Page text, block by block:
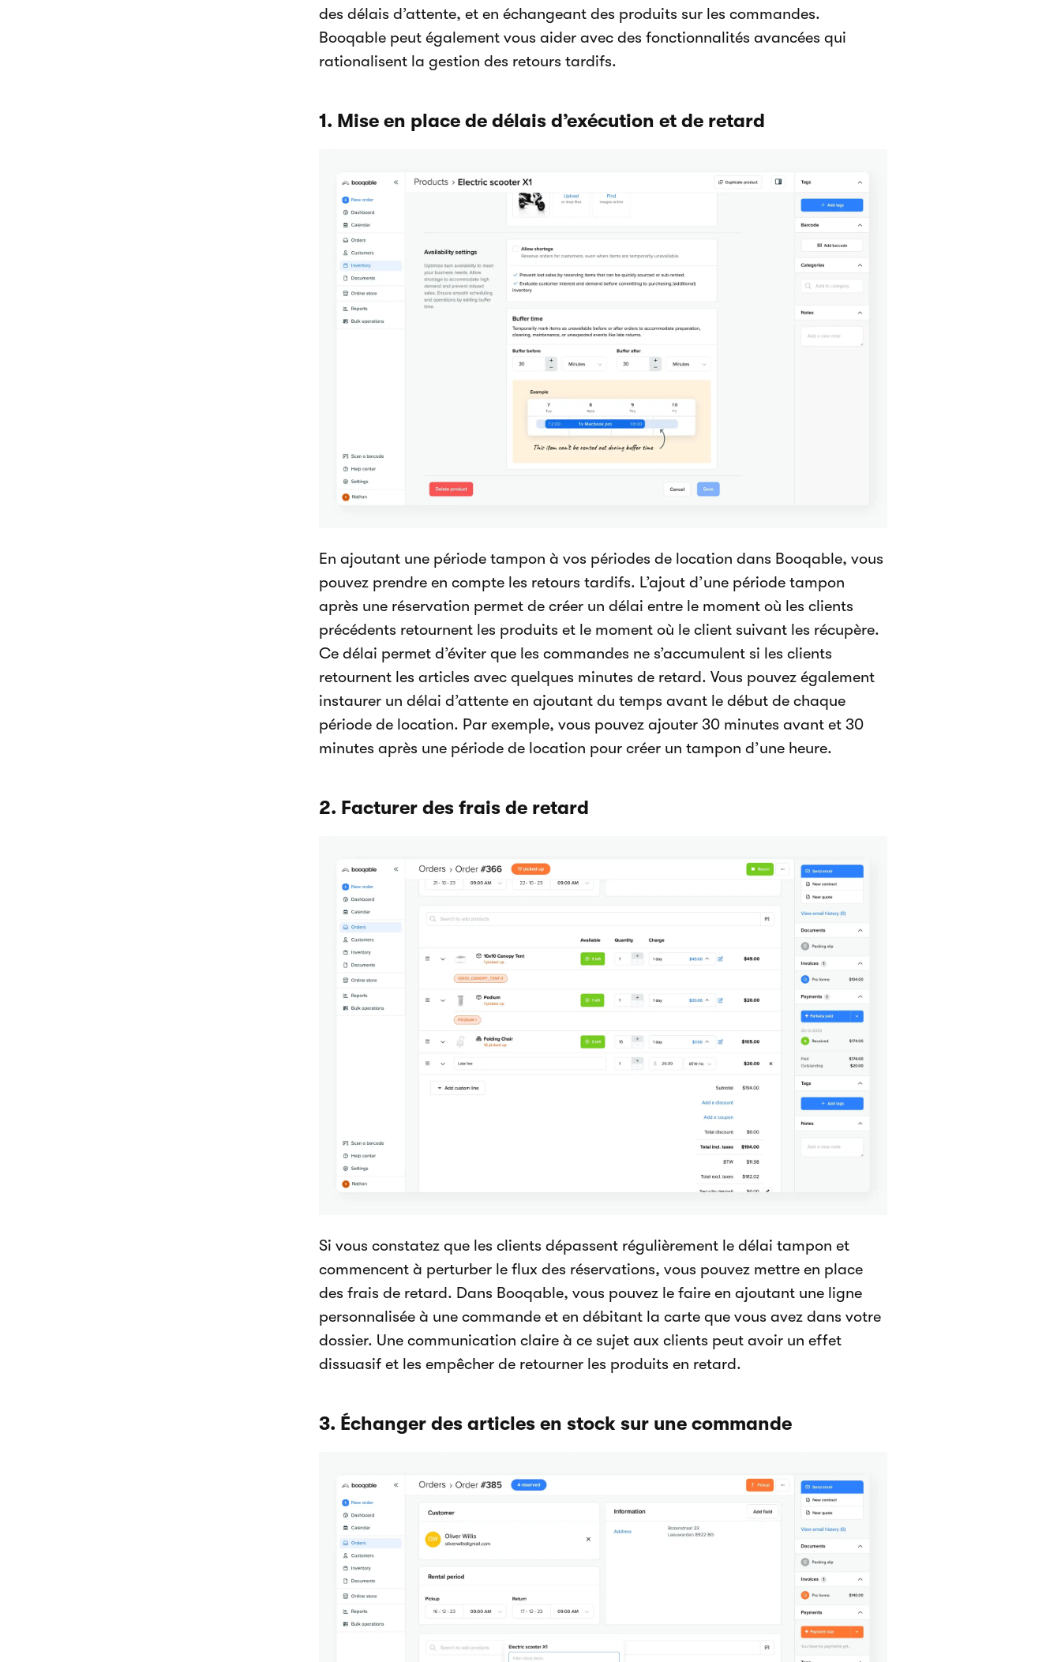
des délais d’attente, et en échangeant des produits sur les commandes.
Booqable peut également vous aider avec des fonctionnalités avancées qui
rationalisent la gestion des retours tardifs.
1. Mise en place de délais d’exécution et de retard
En ajoutant une période tampon à vos périodes de location dans Booqable, vous
pouvez prendre en compte les retours tardifs. L’ajout d’une période tampon
après une réservation permet de créer un délai entre le moment où les clients
précédents retournent les produits et le moment où le client suivant les récupère.
Ce délai permet d’éviter que les commandes ne s’accumulent si les clients
retournent les articles avec quelques minutes de retard. Vous pouvez également
instaurer un délai d’attente en ajoutant du temps avant le début de chaque
période de location. Par exemple, vous pouvez ajouter 30 minutes avant et 30
minutes après une période de location pour créer un tampon d’une heure.
2. Facturer des frais de retard
Si vous constatez que les clients dépassent régulièrement le délai tampon et
commencent à perturber le flux des réservations, vous pouvez mettre en place
des frais de retard. Dans Booqable, vous pouvez le faire en ajoutant une ligne
personnalisée à une commande et en débitant la carte que vous avez dans votre
dossier. Une communication claire à ce sujet aux clients peut avoir un effet
dissuasif et les empêcher de retourner les produits en retard.
3. Échanger des articles en stock sur une commande